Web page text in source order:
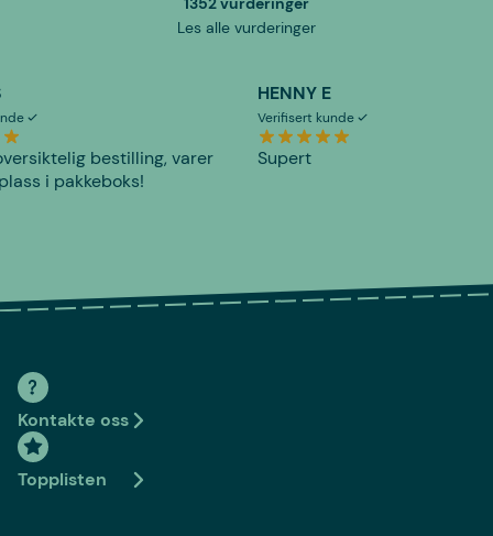
Les alle vurderinger
bestilling, varer
i pakkeboks!
HENNY E
Verifisert kunde
Supert
Kontakte oss
Topplisten